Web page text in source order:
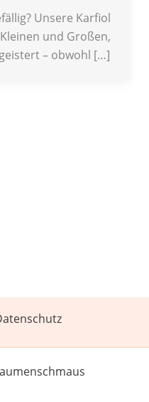
Unsere Karfiol
und Großen,
– obwohl […]